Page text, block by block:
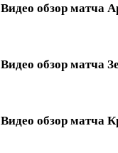
Видео обзор матча
Видео обзор матча
Видео обзор матча